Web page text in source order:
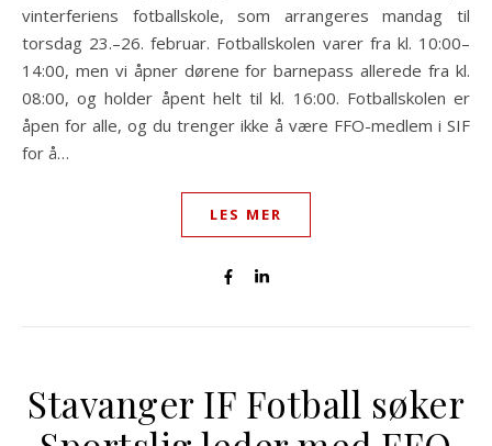
vinterferiens fotballskole, som arrangeres mandag til
torsdag 23.–26. februar. Fotballskolen varer fra kl. 10:00–
14:00, men vi åpner dørene for barnepass allerede fra kl.
08:00, og holder åpent helt til kl. 16:00. Fotballskolen er
åpen for alle, og du trenger ikke å være FFO-medlem i SIF
for å…
LES MER
Stavanger IF Fotball søker